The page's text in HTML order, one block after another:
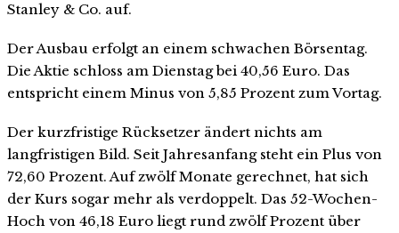
Stanley & Co. auf.
Der Ausbau erfolgt an einem schwachen Börsentag.
Die Aktie schloss am Dienstag bei 40,56 Euro. Das
entspricht einem Minus von 5,85 Prozent zum Vortag.
Der kurzfristige Rücksetzer ändert nichts am
langfristigen Bild. Seit Jahresanfang steht ein Plus von
72,60 Prozent. Auf zwölf Monate gerechnet, hat sich
der Kurs sogar mehr als verdoppelt. Das 52-Wochen-
Hoch von 46,18 Euro liegt rund zwölf Prozent über